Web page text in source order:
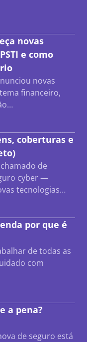
novas
e como
novas
financeiro,
coberturas e
de
cyber —
tecnologias…
por que é
de todas as
com
a pena?
de seguro está